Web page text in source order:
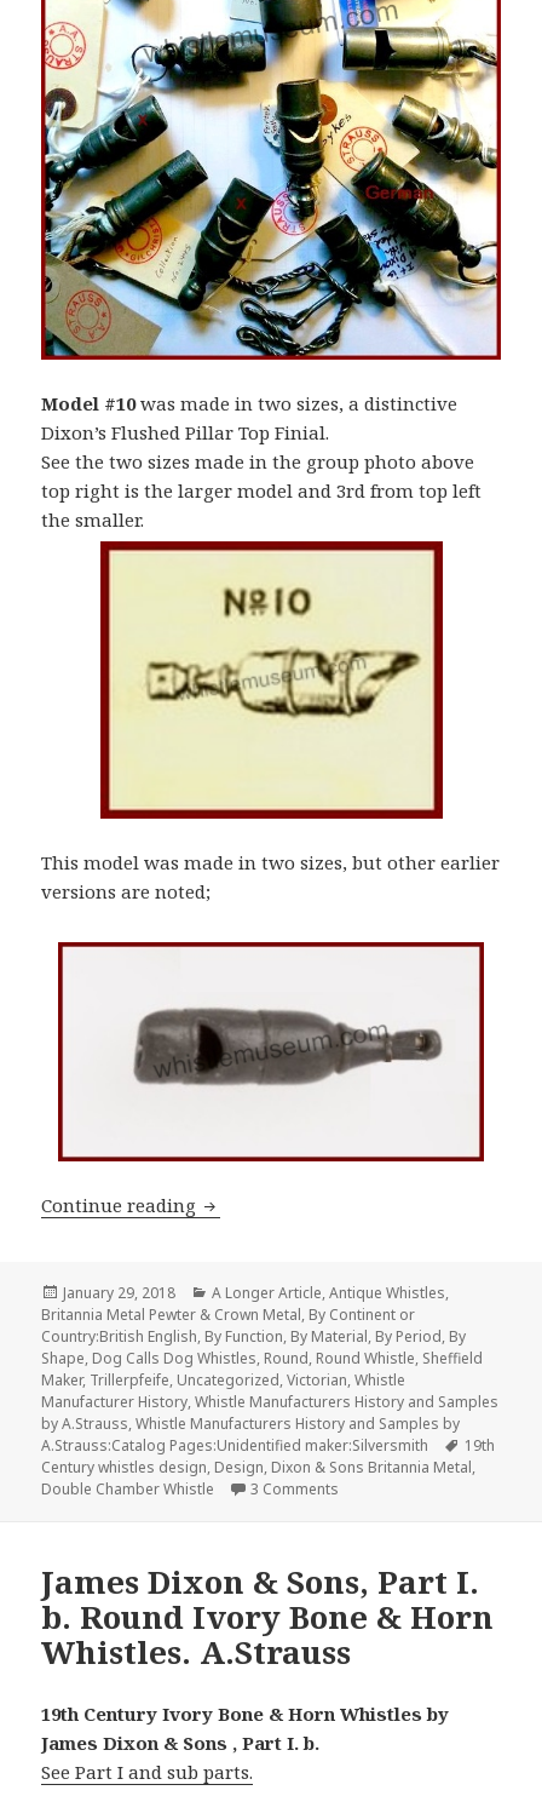
Model #10was made in two sizes, a distinctive
Dixon’s Flushed Pillar Top Finial.
See the two sizes made in the group photo above
top right is the larger model and 3rd from top left
the smaller.
This model was made in two sizes, but other earlier
versions are noted;
Continue reading Dixon & Sons Round Britannia Metal
Posted
on
January 29, 2018 Categories
A Longer Article,Antique Whistles,
Britannia Metal Pewter & Crown Metal, By Continent or
Country:British English, By Function, By Material, By Period, By
Shape, Dog Calls Dog Whistles, Round, Round Whistle, Sheffield
Maker, Trillerpfeife, Uncategorized,Victorian,Whistle
Manufacturer History,Whistle Manufacturers History and Samples
by A.Strauss,Whistle Manufacturers History and Samples by
A.Strauss:Catalog Pages:Unidentified maker:Silversmith
Tags
19th
Century whistles design, Design, Dixon & Sons Britannia Metal,
Double Chamber Whistle
3 Comments
James Dixon & Sons, Part I.
b. Round Ivory Bone & Horn
Whistles. A.Strauss
19th Century Ivory Bone & Horn Whistles by
James Dixon & Sons , Part I. b.
See Part I and sub parts.